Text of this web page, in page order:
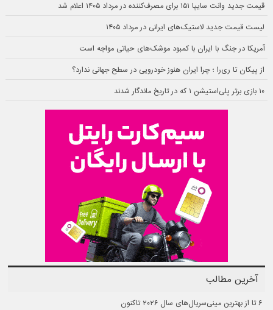
قیمت جدید وانت سایپا ۱۵۱ برای مصرف‌کننده در مرداد ۱۴۰۵ اعلام شد
لیست قیمت جدید لاستیک‌های ایرانی در مرداد ۱۴۰۵
آمریکا در جنگ با ایران با کمبود موشک‌های حیاتی مواجه است
از پیکان تا ری‌را ؛ چرا ایران هنوز خودرویی در سطح جهانی ندارد؟
۱۰ بازی برتر پلی‌استیشن ۱ که در تاریخ ماندگار شدند
آخرین مطالب
۶ تا از بهترین مینی‌سریال‌های سال ۲۰۲۶ تاکنون